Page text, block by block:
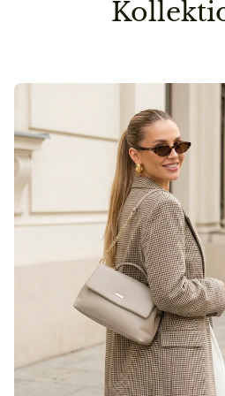
auch die zweite/dritte Ware
Bitte vermeidet den Kontakt
oder anderen chemischen
Oberfläche dadurch angegriffen